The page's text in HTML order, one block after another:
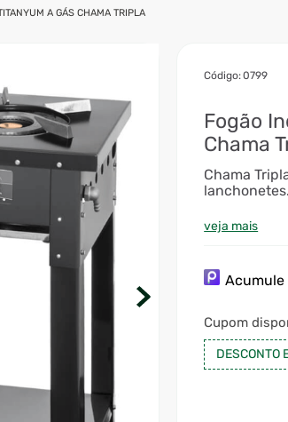
A GÁS CHAMA TRIPLA
:0799
Fogão
Chama
Chama
lanchonetes.
veja mais
Acumule
Cupom
DESCONTO